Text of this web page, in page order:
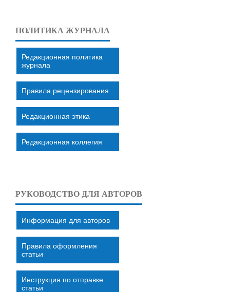
ПОЛИТИКА ЖУРНАЛА
Редакционная политика
журнала
Правила рецензирования
Редакционная этика
Редакционная коллегия
РУКОВОДСТВО ДЛЯ АВТОРОВ
Информация для авторов
Правила оформления
статьи
Инструкция по отправке
статьи